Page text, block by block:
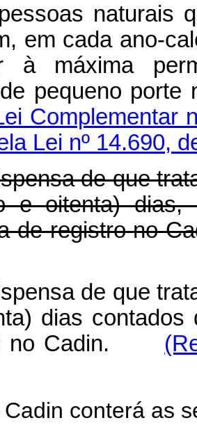
naturais
em cada ano-
à máxima
pequeno
Complementar
Lei nº 14.690,
de que
e oitenta)
de registro
de que
dias
no Cadin.
Cadin conterá as